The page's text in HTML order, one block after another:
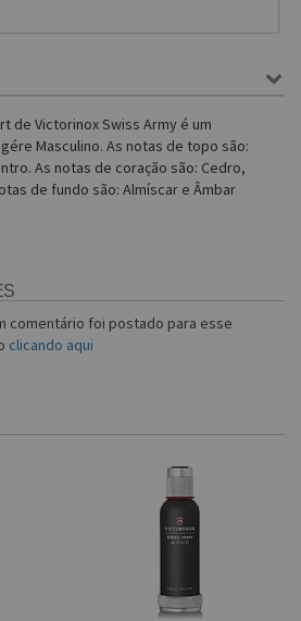
de Victorinox Swiss Army é um
Masculino. As notas de topo são:
As notas de coração são: Cedro,
de fundo são: Almíscar e Âmbar
comentário foi postado para esse
clicando aqui